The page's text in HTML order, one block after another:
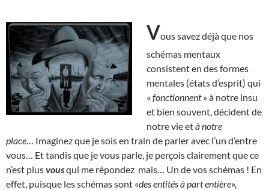
Vous savez déjà que nos
schémas mentaux
consistent en des formes
mentales (états d’esprit) qui
« fonctionnent» à notre insu
et bien souvent, décident de
notre vie età notre
place … Imaginez que je sois en train de parler avec l’un d’entre
vous… Et tandis que je vous parle, je perçois clairement que ce
n’est plusvousqui me répondez mais… Un de vos schémas ! En
effet, puisque les schémas sont «des entités à part entière»,